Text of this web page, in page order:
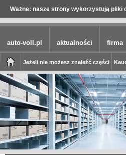
Ważne: nasze strony wykorzystują pliki
auto-voll.pl aktualności firma
Jeżeli nie możesz znaleźć części